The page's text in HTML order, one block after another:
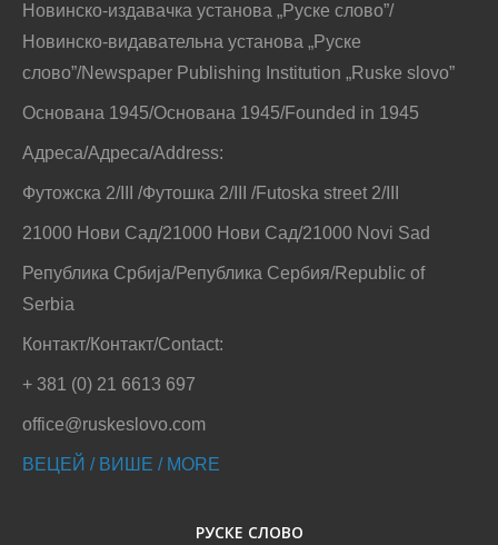
Новинско-издавачка установа „Руске слово”/
Новинско-видавательна установа „Руске
слово”/Newspaper Publishing Institution „Ruske slovo”
Основана 1945/Основана 1945/Founded in 1945
Адреса/Адреса/Address:
Футожска 2/III /Футошка 2/III /Futoska street 2/III
21000 Нови Сад/21000 Нови Сад/21000 Novi Sad
Република Србија/Република Сербия/Republic of
Serbia
Контакт/Контакт/Contact:
+ 381 (0) 21 6613 697
office@ruskeslovo.com
ВЕЦЕЙ / ВИШЕ / MORE
РУСКЕ СЛОВО